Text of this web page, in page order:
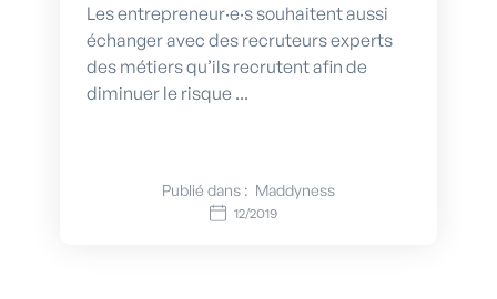
Les entrepreneur·e·s souhaitent aussi
échanger avec des recruteurs experts
des métiers qu’ils recrutent afin de
diminuer le risque ...
Publié dans : Maddyness
12/2019